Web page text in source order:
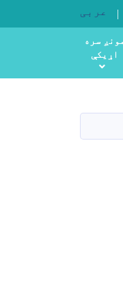
عربی
مونږ سره
اړیکې